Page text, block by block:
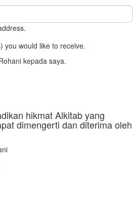
you would like to receive.
kepada saya.
hikmat Alkitab yang
dimengerti dan diterima oleh